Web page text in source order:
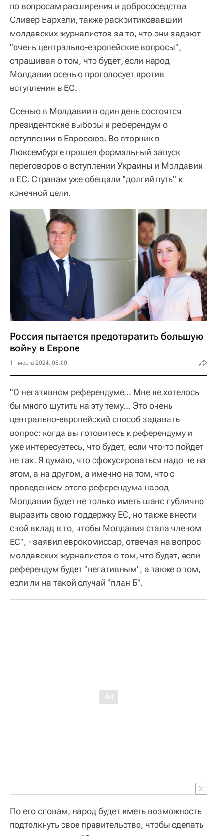
по вопросам расширения и добрососедства
Оливер Вархели, также раскритиковавший
молдавских журналистов за то, что они задают
"очень центрально-европейские вопросы",
спрашивая о том, что будет, если народ
Молдавии осенью проголосует против
вступления в ЕС.
Осенью в Молдавии в один день состоятся
президентские выборы и референдум о
вступлении в Евросоюз. Во вторник в
Люксембурге прошел формальный запуск
переговоров о вступлении Украины и Молдавии
в ЕС. Странам уже обещали "долгий путь" к
конечной цели.
Россия пытается предотвратить большую
войну в Европе
11 марта 2024, 08:00
"О негативном референдуме... Мне не хотелось
бы много шутить на эту тему... Это очень
центрально-европейский способ задавать
вопрос: когда вы готовитесь к референдуму и
уже интересуетесь, что будет, если что-то пойдет
не так. Я думаю, что сфокусироваться надо не на
этом, а на другом, а именно на том, что с
проведением этого референдума народ
Молдавии будет не только иметь шанс публично
выразить свою поддержку ЕС, но также внести
свой вклад в то, чтобы Молдавия стала членом
ЕС", - заявил еврокомиссар, отвечая на вопрос
молдавских журналистов о том, что будет, если
референдум будет "негативным", а также о том,
если ли на такой случай "план Б".
По его словам, народ будет иметь возможность
подтолкнуть свое правительство, чтобы сделать